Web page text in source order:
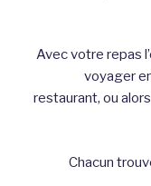
Avec votre repas
voyager
restaurant, ou
Chacun